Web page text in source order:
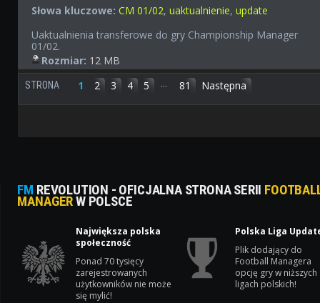
Słowa kluczowe: CM 01/02,uaktualnienie,update
Uaktualnienia transferowe do gry Championship Manager
01/02.
Rozmiar: 12 MB
STRONA 1 2 3 4 5 ... 81 Następna
FM REVOLUTION - OFICJALNA STRONA SERII
MANAGERW POLSCE
Największa polska
społeczność
Ponad 70 tysięcy
zarejestrowanych
użytkowników nie może
się mylić!
Polska Liga
Plik dodający do
Football Managera
opcję gry w niższych
ligach polskich!